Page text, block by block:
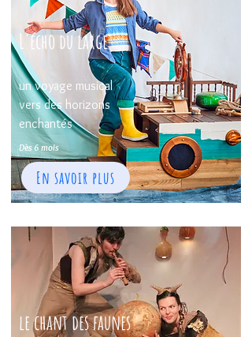
L'écho du large
un voyage musical
vers des horizons
enchantés
Dès 6 mois
En savoir plus
le chant des faunes